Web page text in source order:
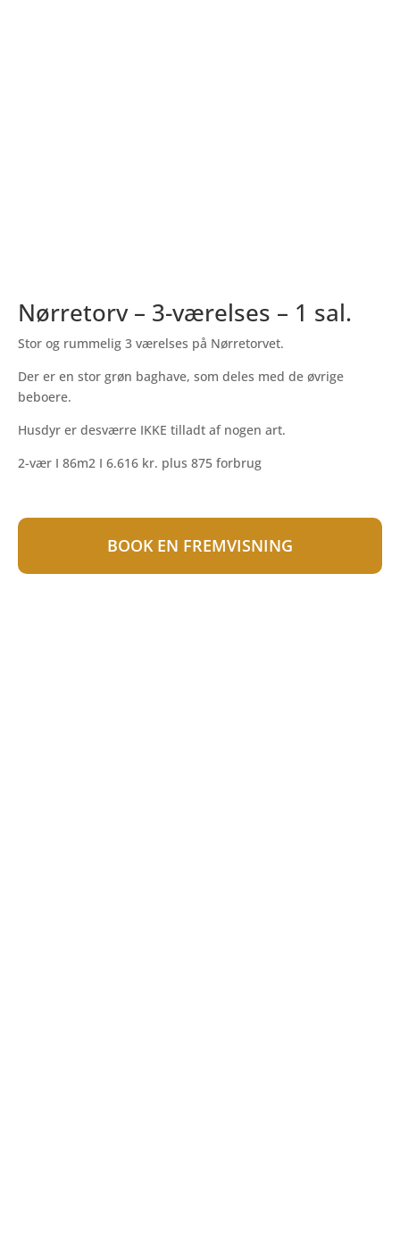
Nørretorv – 3-værelses – 1 sal.
Stor og rummelig 3 værelses på Nørretorvet.
Der er en stor grøn baghave, som deles med de øvrige
beboere.
Husdyr er desværre IKKE tilladt af nogen art.
2-vær I 86m2 I 6.616 kr. plus 875 forbrug
BOOK EN FREMVISNING